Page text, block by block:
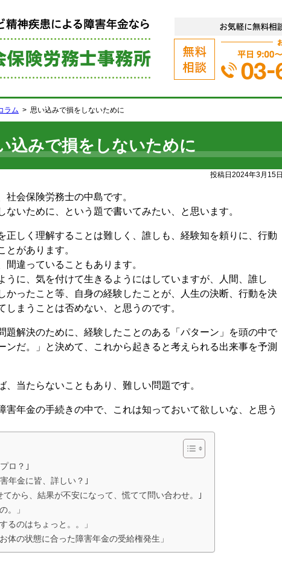
ラム 思い込みで損をしないために
込みで損をしないために
投稿日2024年3月15日
社会保険労務士の中島です。
ないために、という題で書いてみたい、と思います。
正しく理解することは難しく、誰しも、経験知を頼りに、行動
とがあります。
違っていることもあります。
うに、気を付けて生きるようにはしていますが、人間、誰し
かったこと等、自身の経験したことが、人生の決断、行動を決
しまうことは否めない、と思うのです。
題解決のために、経験したことのある「パターン」を頭の中で
ンだ。」と決めて、これから起きると考えられる出来事を予測
、当たらないこともあり、難しい問題です。
害年金の手続きの中で、これは知っておいて欲しいな、と思う
ロ？｣
年金に皆、詳しい？｣
てから、結果が不安になって、慌てて問い合わせ。｣
。」
るのはちょっと。。」
体の状態に合った障害年金の受給権発生」